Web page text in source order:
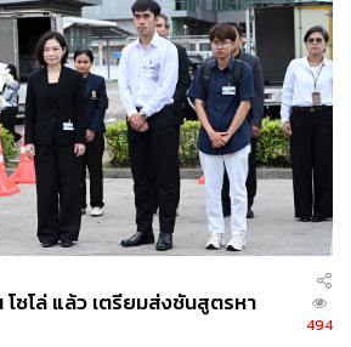
ซโล่ แล้ว เตรียมส่งชันสูตรหา
494